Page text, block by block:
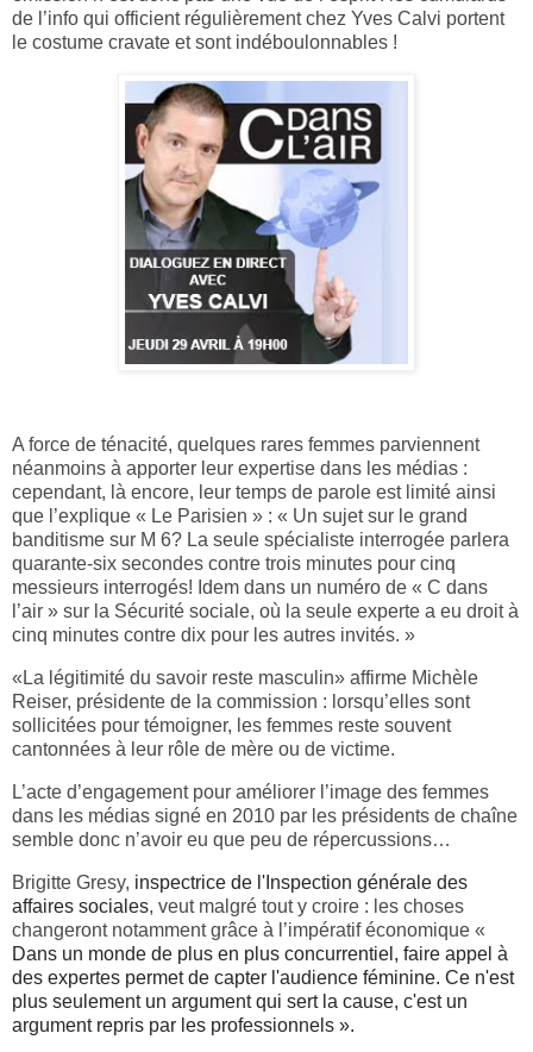
de l’info qui officient régulièrement chez Yves Calvi portent
le costume cravate et sont indéboulonnables !
A force de ténacité, quelques rares femmes parviennent
néanmoins à apporter leur expertise dans les médias :
cependant, là encore, leur temps de parole est limité ainsi
que l’explique « Le Parisien » : « Un sujet sur le grand
banditisme sur M 6? La seule spécialiste interrogée parlera
quarante-six secondes contre trois minutes pour cinq
messieurs interrogés! Idem dans un numéro de « C dans
l’air » sur la Sécurité sociale, où la seule experte a eu droit à
cinq minutes contre dix pour les autres invités. »
«La légitimité du savoir reste masculin» affirme Michèle
Reiser, présidente de la commission : lorsqu’elles sont
sollicitées pour témoigner, les femmes reste souvent
cantonnées à leur rôle de mère ou de victime.
L’acte d’engagement pour améliorer l’image des femmes
dans les médias signé en 2010 par les présidents de chaîne
semble donc n’avoir eu que peu de répercussions…
Brigitte Gresy, inspectrice de l'Inspection générale des
affaires sociales, veut malgré tout y croire : les choses
changeront notamment grâce à l’impératif économique «
Dans un monde de plus en plus concurrentiel, faire appel à
des expertes permet de capter l'audience féminine. Ce n'est
plus seulement un argument qui sert la cause, c'est un
argument repris par les professionnels ».